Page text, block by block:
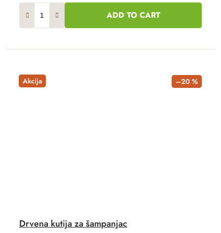
ADD TO CART
Akcija –20 %
Drvena kutija za šampanjac